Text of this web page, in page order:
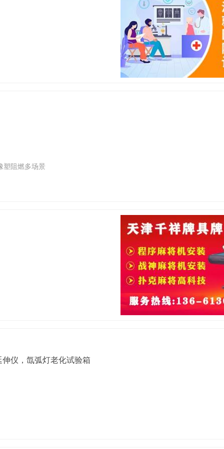
塑阻燃多场景
仪，氙弧灯老化试验箱